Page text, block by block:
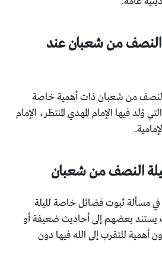
النصف من شعبان عند
النصف من شعبان ذات أهمية خاصة
وُلد فيها الإمام المهدي المنتظر، الإمام
النصف من شعبان
في مسألة ثبوت فضائل خاصة لليلة
بعضهم إلى أحاديث ضعيفة أو
أهمية للتقرب إلى الله فيها دون